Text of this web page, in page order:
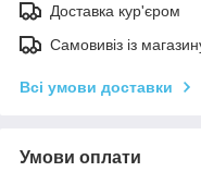
Доставка кур'єром
Самовивіз із
Всі умови доставки
Умови оплати